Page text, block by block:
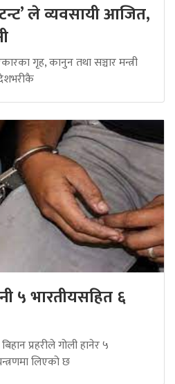
ले व्यवसायी आजित,
गृह, कानुन तथा सञ्चार मन्त्री
५ भारतीयसहित ६
प्रहरीले गोली हानेर ५
लिएको छ